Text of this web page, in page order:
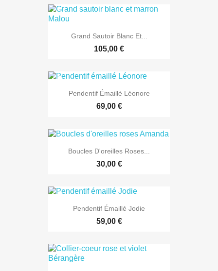
Grand Sautoir Blanc Et...
105,00 €
Pendentif Émaillé Léonore
69,00 €
Boucles D'oreilles Roses...
30,00 €
Pendentif Émaillé Jodie
59,00 €